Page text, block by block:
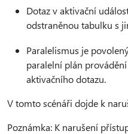
Dotaz v aktivační
odstraněnou tabulku s
Paralelismus je
paralelní plán
aktivačního dotazu.
V tomto scénáři dojde k
Poznámka: K narušení